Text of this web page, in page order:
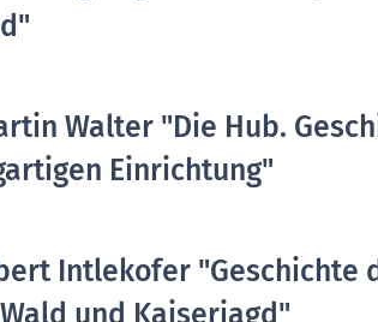
Walter "Die Hub.
Einrichtung"
Intlekofer "Geschichte
und Kaiserjagd"